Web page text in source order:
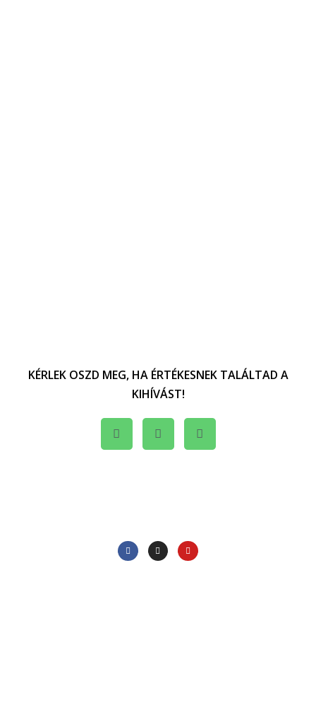
KÉRLEK OSZD MEG, HA ÉRTÉKESNEK TALÁLTAD A
KIHÍVÁST!